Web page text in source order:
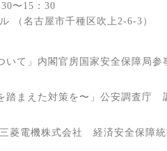
〜15：30
（名古屋市千種区吹上2-6-3）
いて」内閣官房国家安全保障
踏まえた対策を〜」公安調査
菱電機株式会社 経済安全保障